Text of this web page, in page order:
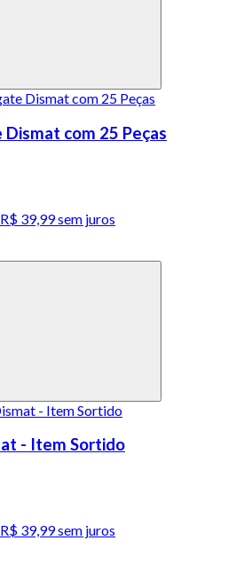
com 25 Peças
39,99 sem juros
- Item Sortido
39,99 sem juros